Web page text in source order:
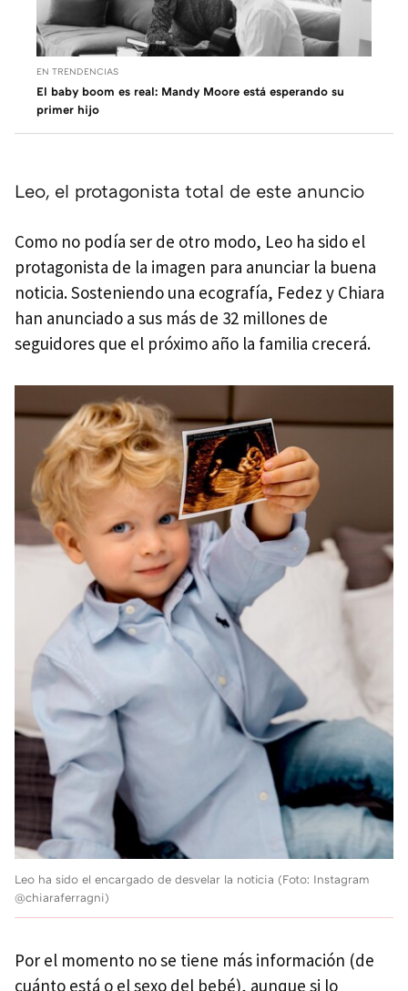
EN TRENDENCIAS
El baby boom es real: Mandy Moore está esperando su
primer hijo
Leo, el protagonista total de este anuncio
Como no podía ser de otro modo, Leo ha sido el
protagonista de la imagen para anunciar la buena
noticia. Sosteniendo una ecografía, Fedez y Chiara
han anunciado a sus más de 32 millones de
seguidores que el próximo año la familia crecerá.
Leo ha sido el encargado de desvelar la noticia (Foto: Instagram
@chiaraferragni)
Por el momento no se tiene más información (de
cuánto está o el sexo del bebé), aunque si lo